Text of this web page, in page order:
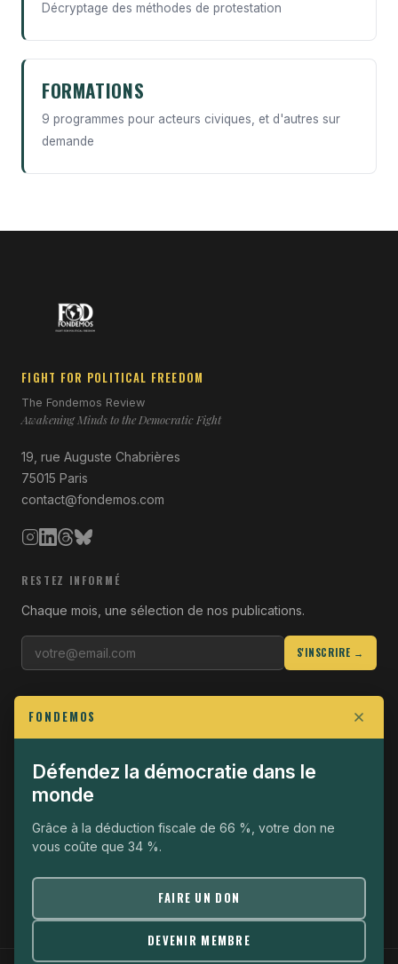
Décryptage des méthodes de protestation
FORMATIONS
9 programmes pour acteurs civiques, et d'autres sur
demande
FIGHT FOR POLITICAL FREEDOM
The Fondemos Review
Awakening Minds to the Democratic Fight
19, rue Auguste Chabrières
75015 Paris
contact@fondemos.com
RESTEZ INFORMÉ
Chaque mois, une sélection de nos publications.
S'INSCRIRE →
Qui sommes-nous
Join the Fight
Opérationnel
The Fondemos Review
Mentions légales
Politique de confidentialité
FONDEMOS
Défendez la démocratie dans le
monde
Grâce à la déduction fiscale de 66 %, votre don ne
vous coûte que 34 %.
FAIRE UN DON
DEVENIR MEMBRE